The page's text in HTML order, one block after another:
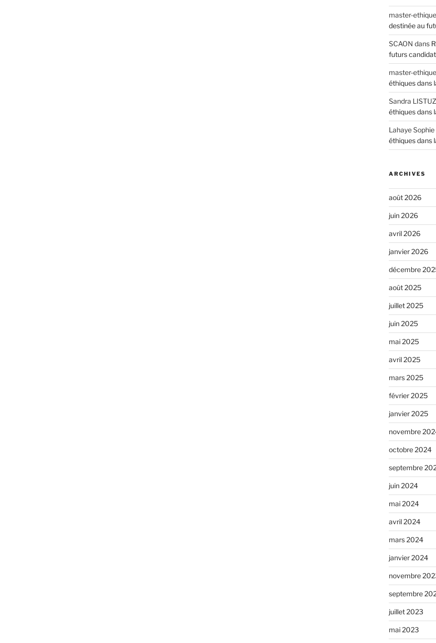
master-
destinée au
SCAON dans
futurs
master-
éthiques dans
Sandra
éthiques dans
Lahaye Sophie
éthiques dans
ARCHIVES
août 2026
juin 2026
avril 2026
janvier 2026
décembre
août 2025
juillet 2025
juin 2025
mai 2025
avril 2025
mars 2025
février 2025
janvier 2025
novembre
octobre 2024
septembre
juin 2024
mai 2024
avril 2024
mars 2024
janvier 2024
novembre
septembre
juillet 2023
mai 2023